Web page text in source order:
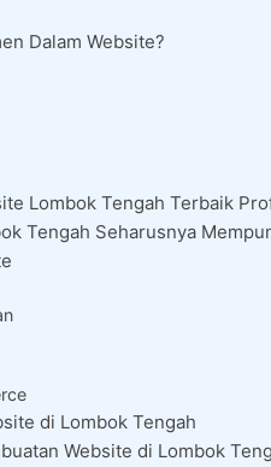
Dalam Website?
Lombok Tengah Terbaik
Tengah Seharusnya
di Lombok Tengah
Website di Lombok